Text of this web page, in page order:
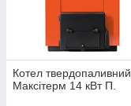
Котел твердопаливний
Максітерм 14 кВт П.